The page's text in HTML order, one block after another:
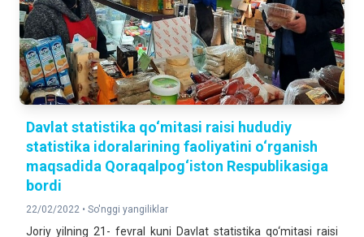
Davlat statistika qo‘mitasi raisi hududiy
statistika idoralarining faoliyatini o‘rganish
maqsadida Qoraqalpog‘iston Respublikasiga
bordi
22/02/2022 • So'nggi yangiliklar
Joriy yilning 21- fevral kuni Davlat statistika qo‘mitasi raisi